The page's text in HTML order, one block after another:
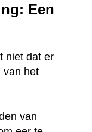
Een
niet dat er
van het
van